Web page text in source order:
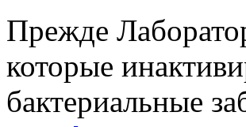
Прежде
которые
бактериальные